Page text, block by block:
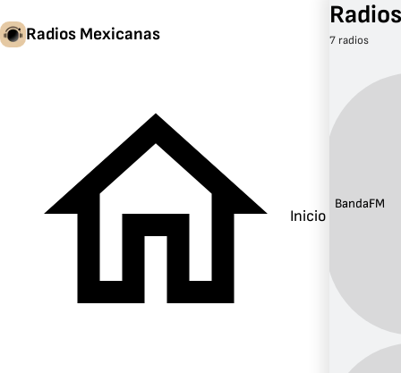
Radios Mexicanas
Inicio
7 radios
Banda:FM